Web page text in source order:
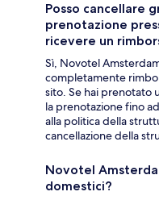
Posso cancellare
prenotazione
ricevere un
Sì, Novotel
completamente
sito. Se hai prenotato
la prenotazione fino
alla politica della
cancellazione della
Novotel
domestici?